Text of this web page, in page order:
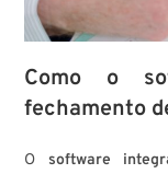
Como o
fechamento
O software